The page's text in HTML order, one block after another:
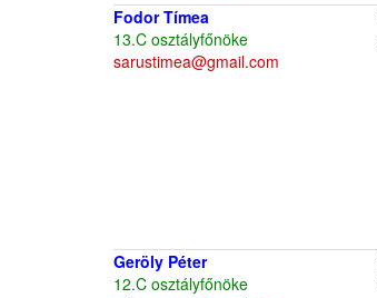
Fodor Tímea
13.C osztályfőnöke
sarustimea@gmail.com
Geröly Péter
12.C osztályfőnöke